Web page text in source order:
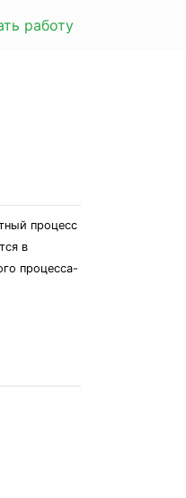
работу
процесс
в
процесса-